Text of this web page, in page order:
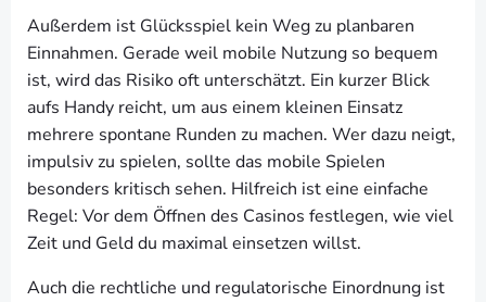
Außerdem ist Glücksspiel kein Weg zu planbaren
Einnahmen. Gerade weil mobile Nutzung so bequem
ist, wird das Risiko oft unterschätzt. Ein kurzer Blick
aufs Handy reicht, um aus einem kleinen Einsatz
mehrere spontane Runden zu machen. Wer dazu neigt,
impulsiv zu spielen, sollte das mobile Spielen
besonders kritisch sehen. Hilfreich ist eine einfache
Regel: Vor dem Öffnen des Casinos festlegen, wie viel
Zeit und Geld du maximal einsetzen willst.
Auch die rechtliche und regulatorische Einordnung ist